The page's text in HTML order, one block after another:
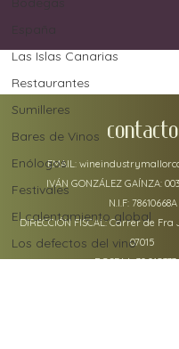
Las Islas Canarias
Restaurantes
Sumilleres
Bares de Vinos
Enólogos
Festivales
El calentamiento global
Los defectos del vino
CONTACTO
EMAIL:
IVÁN GONZÁLEZ GAÍNZA:
N.I.F: 78610668A
DIRECCIÓN FISCAL: Carrer de Fra
07015
RGSEAA:30.015333